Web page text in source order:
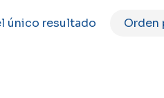
único resultado